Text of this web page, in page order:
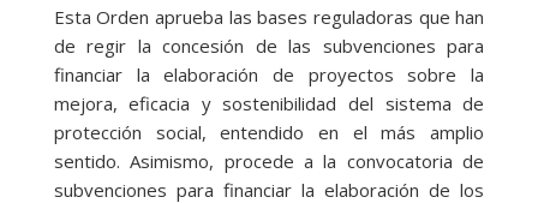
Esta Orden aprueba las bases reguladoras que han
de regir la concesión de las subvenciones para
financiar la elaboración de proyectos sobre la
mejora, eficacia y sostenibilidad del sistema de
protección social, entendido en el más amplio
sentido. Asimismo, procede a la convocatoria de
subvenciones para financiar la elaboración de los